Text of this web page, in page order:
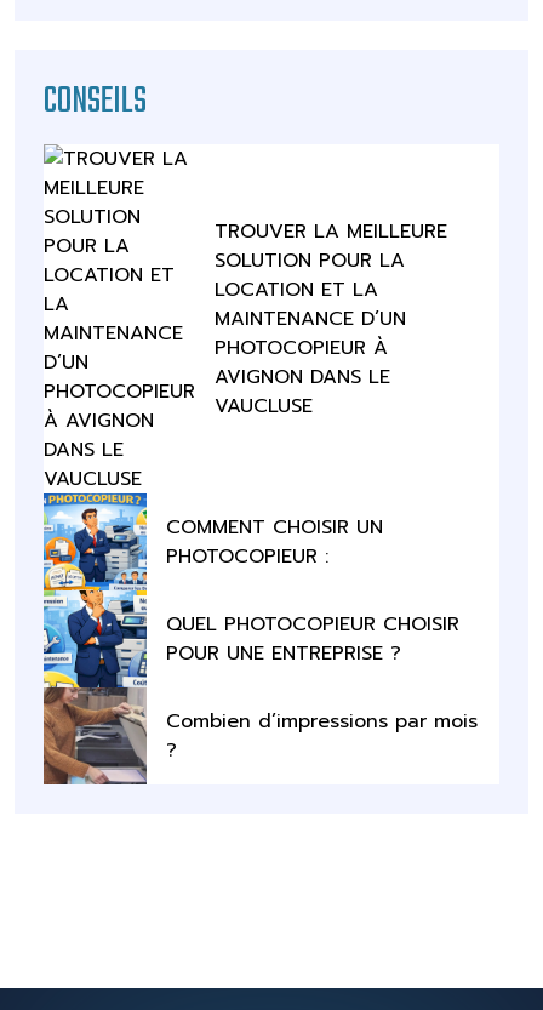
CONSEILS
TROUVER LA MEILLEURE
SOLUTION POUR LA
LOCATION ET LA
MAINTENANCE D’UN
PHOTOCOPIEUR À
AVIGNON DANS LE
VAUCLUSE
COMMENT CHOISIR UN
PHOTOCOPIEUR :
QUEL PHOTOCOPIEUR CHOISIR
POUR UNE ENTREPRISE ?
Combien d’impressions par mois
?